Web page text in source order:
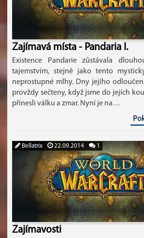
Zajímavá místa - Pandaria I.
Existence Pandarie zůstávala
tajemstvím, stejně jako tento
neprostupné mlhy. Dny jejího
provždy sečteny, když jsme do jejích
přinesli válku a zmar. Nyní je na…
Bellatrix 22.09.2014 1
Zajímavosti